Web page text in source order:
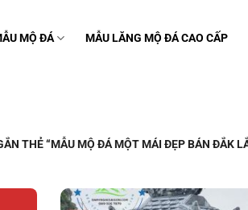
MỘ ĐÁ MẪU LĂNG MỘ ĐÁ CAO CẤP
THẺ “MẪU MỘ ĐÁ MỘT MÁI ĐẸP BÁN ĐẮK